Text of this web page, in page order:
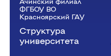
ФГБОУ ВО
Красноярский ГАУ
Структура
университета